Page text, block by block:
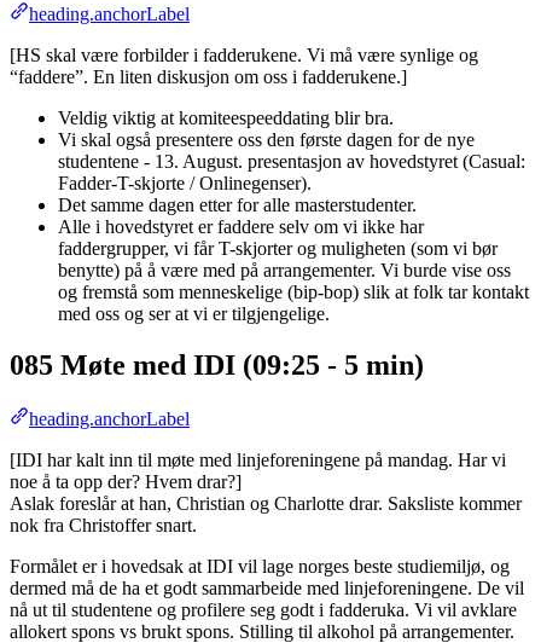
heading.anchorLabel
[HS skal være forbilder i fadderukene. Vi må være synlige og
“faddere”. En liten diskusjon om oss i fadderukene.]
Veldig viktig at komiteespeeddating blir bra.
Vi skal også presentere oss den første dagen for de nye
studentene - 13. August. presentasjon av hovedstyret (Casual:
Fadder-T-skjorte / Onlinegenser).
Det samme dagen etter for alle masterstudenter.
Alle i hovedstyret er faddere selv om vi ikke har
faddergrupper, vi får T-skjorter og muligheten (som vi bør
benytte) på å være med på arrangementer. Vi burde vise oss
og fremstå som menneskelige (bip-bop) slik at folk tar kontakt
med oss og ser at vi er tilgjengelige.
085 Møte med IDI (09:25 - 5 min)
heading.anchorLabel
[IDI har kalt inn til møte med linjeforeningene på mandag. Har vi
noe å ta opp der? Hvem drar?]
Aslak foreslår at han, Christian og Charlotte drar. Saksliste kommer
nok fra Christoffer snart.
Formålet er i hovedsak at IDI vil lage norges beste studiemiljø, og
dermed må de ha et godt sammarbeide med linjeforeningene. De vil
nå ut til studentene og profilere seg godt i fadderuka. Vi vil avklare
allokert spons vs brukt spons. Stilling til alkohol på arrangementer.